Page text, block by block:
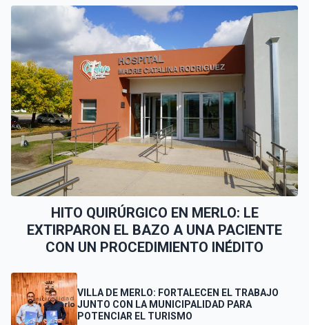
HITO QUIRÚRGICO EN MERLO: LE
EXTIRPARON EL BAZO A UNA PACIENTE
CON UN PROCEDIMIENTO INÉDITO
VILLA DE MERLO: FORTALECEN EL TRABAJO
JUNTO CON LA MUNICIPALIDAD PARA
POTENCIAR EL TURISMO